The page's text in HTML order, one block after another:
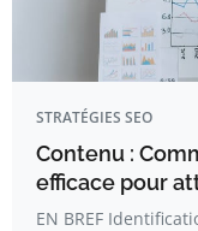
STRATÉGIES SEO
Contenu :
efficace pour
EN BREF